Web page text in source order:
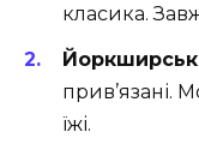
класика.
прив’язані.
їжі.